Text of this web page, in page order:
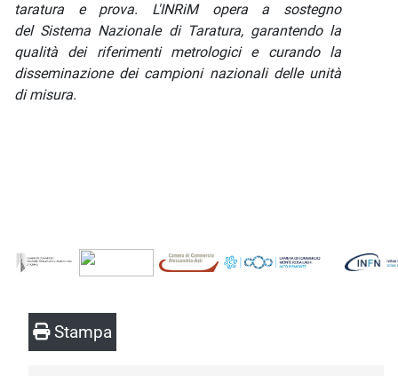
taratura e prova. L'INRiM opera a sostegno
del Sistema Nazionale di Taratura, garantendo la
qualità dei riferimenti metrologici e curando la
disseminazione dei campioni nazionali delle unità
di misura.
Stampa